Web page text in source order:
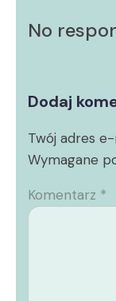
No
Dodaj
Twój adres
Wymagane
Komentarz *